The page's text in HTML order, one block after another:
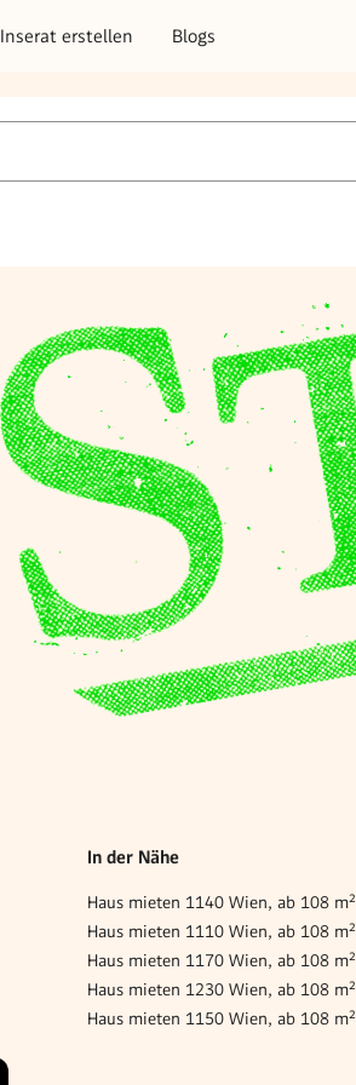
Inserat erstellen Blogs
In der Nähe
Haus mieten 1140 Wien, ab 108 m²
Haus mieten 1110 Wien, ab 108 m²
Haus mieten 1170 Wien, ab 108 m²
Haus mieten 1230 Wien, ab 108 m²
Haus mieten 1150 Wien, ab 108 m²